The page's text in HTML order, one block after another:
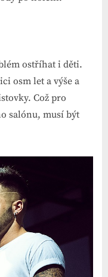
ostříhat i děti.
osm let a výše a
Což pro
salónu, musí být